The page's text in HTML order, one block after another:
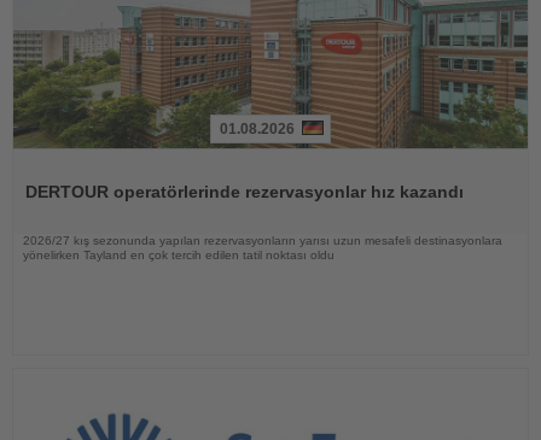
01.08.2026
DERTOUR operatörlerinde rezervasyonlar hız kazandı
2026/27 kış sezonunda yapılan rezervasyonların yarısı uzun mesafeli destinasyonlara
yönelirken Tayland en çok tercih edilen tatil noktası oldu